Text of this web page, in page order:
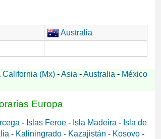
Australia
California (Mx) -Asia -Australia - México
Europa
- Islas Feroe - Isla Madeira - Isla de
- Kaliningrado - Kazajistán - Kosovo -